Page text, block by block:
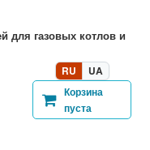
для газовых котлов и
RU
UA
Корзина
пуста